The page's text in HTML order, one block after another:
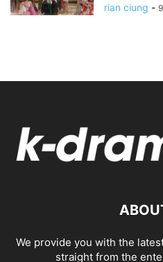
rian ciung -
We provide you with the
straight from the